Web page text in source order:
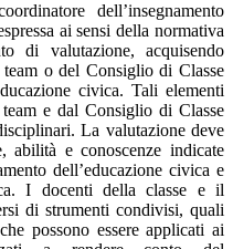
dell’insegnamento
ai sensi della normativa
di valutazione, acquisendo
o del Consiglio di Classe
civica. Tali elementi
e dal Consiglio di Classe
La valutazione deve
abilità e conoscenze indicate
dell’educazione civica e
I docenti della classe e il
di strumenti condivisi, quali
possono essere applicati ai